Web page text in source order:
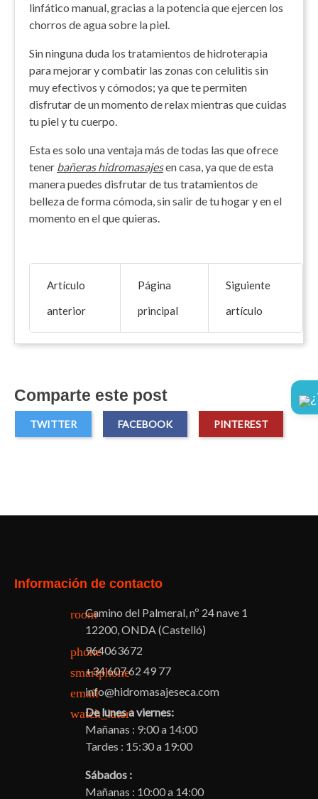
linfático manual, gracias a la potencia que ejercen los
chorros de agua sobre la piel.
Sin ninguna duda los tratamientos de hidroterapia
para mejorar y combatir las zonas con celulitis sin
muy efectivos y cómodos; ya que te permiten
disfrutar de un momento de relax mientras que cuidas
tu piel y tu cuerpo.
Esta es solo una ventaja más de todas las que ofrece
tener bañeras hidromasajesen casa, ya que de esta
manera puedes disfrutar de tus tratamientos de
belleza de forma cómoda, sin salir de tu hogar y en el
momento en el que quieras.
Artículo
anterior
Página
principal
Siguiente
artículo
Comparte este post
TWITTER FACEBOOK PINTEREST
Información de contacto
roomCamino del Palmeral, nº 24 nave 1
12200, ONDA (Castelló)
phone964063672
smartphone
+34 607 62 49 77
emailinfo@hidromasajeseca.com
watch_later
De lunes a viernes:
Mañanas : 9:00 a 14:00
Tardes : 15:30 a 19:00
Sábados :
Mañanas : 10:00 a 14:00